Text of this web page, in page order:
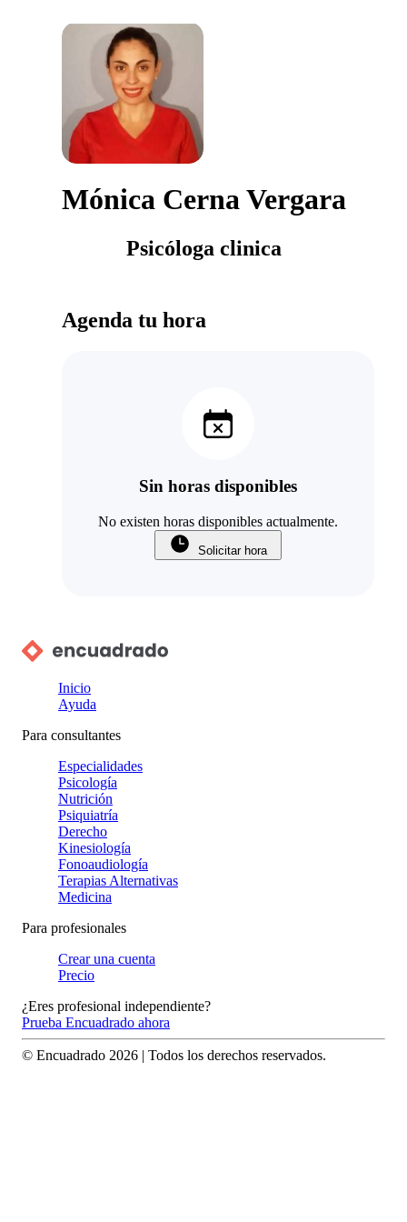
Mónica Cerna Vergara
Psicóloga clinica
Agenda tu hora
Sin horas disponibles
No existen horas disponibles actualmente.
Solicitar hora
Inicio
Ayuda
Para consultantes
Especialidades
Psicología
Nutrición
Psiquiatría
Derecho
Kinesiología
Fonoaudiología
Terapias Alternativas
Medicina
Para profesionales
Crear una cuenta
Precio
¿Eres profesional independiente?
Prueba Encuadrado ahora
© Encuadrado 2026 | Todos los derechos reservados.